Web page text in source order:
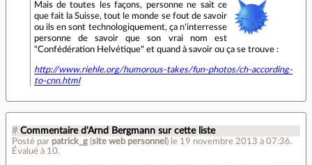
Mais de toutes les façons, personne ne sait ce
que fait la Suisse, tout le monde se fout de savoir
ou ils en sont technologiquement, ça n'interresse
personne de savoir que son vrai nom est
"Confédération Helvétique" et quand à savoir ou ça se trouve :
http://www.riehle.org/humorous-takes/fun-photos/ch-according-
to-cnn.html
# Commentaire d'Arnd Bergmann sur cette liste
Posté par patrick_g (site web personnel ) le 19 novembre 2013 à 07:36.
Évalué à 10.